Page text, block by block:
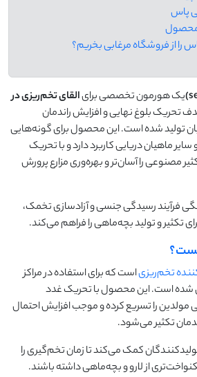
یک هورمون تخصصی برایالقای تخم‌ریزی در
تحریک بلوغ نهایی و افزایش راندمان
تولید شده است. این محصول برای گونه‌هایی
سایر ماهیان دریایی کاربرد دارد و با تحریک
مصنوعی را آسان‌تر و بهره‌وری مزارع پرورش
فرآیند رسیدگی جنسی و آزادسازی تخمک،
تکثیر و تولید بچه‌ماهی را فراهم می‌کند.
تخم‌ریزیاست که برای استفاده در مراکز
شده است. این محصول با تحریک غدد
مولدین را تسریع کرده و موجب افزایش احتمال
تکثیر می‌شود.
کمک می‌کند تا زمان تخم‌گیری را
از لارو و بچه‌ماهی داشته باشند.
پاس
را از فروشگاه مرغابی بخریم؟